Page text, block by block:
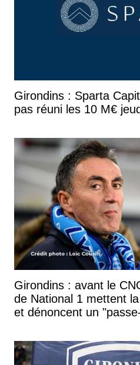
Girondins : Sparta
pas réuni les 10 M€
Girondins : avant le
de National 1 mettent
et dénoncent un